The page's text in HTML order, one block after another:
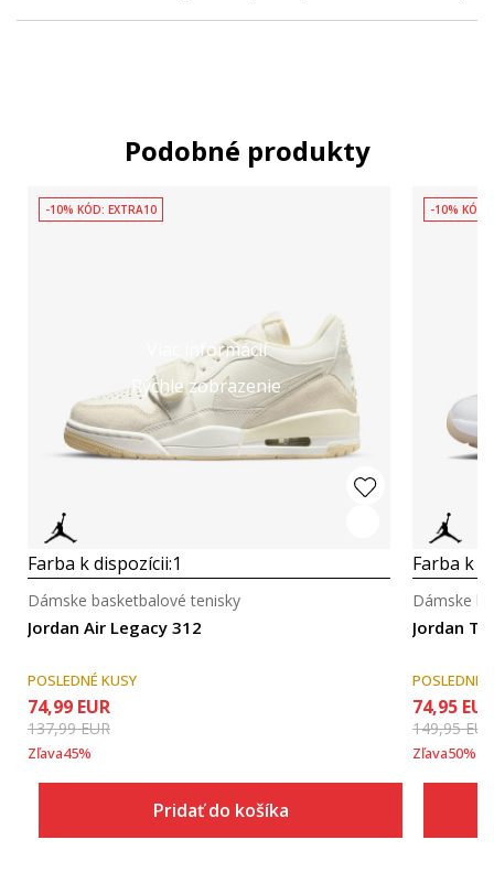
Podobné produkty
Viac informácií
Rýchle zobrazenie
-10% KÓD: EXTRA10
Farba k dispozícii:1
Jordan Air Legacy 312
Dámske basketbalové tenisky
POSLEDNÉ KUSY
74,99 EUR
137,99EUR
Zľava45%
Pridať do košíka
-10% KÓD:
Farba k
Jordan
Dámske
POSLEDNÉ
74,95 EUR
149,95EUR
Zľava50%